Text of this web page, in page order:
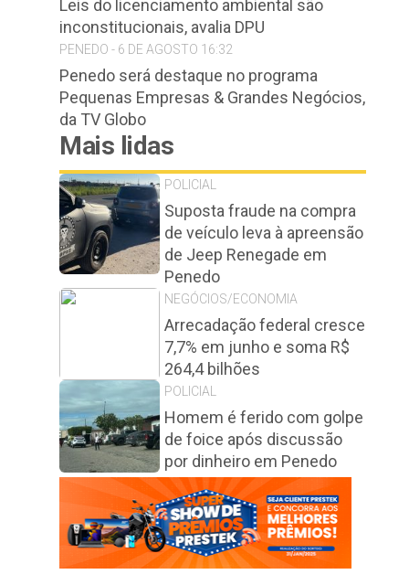
Leis do licenciamento ambiental são
inconstitucionais, avalia DPU
PENEDO - 6 DE AGOSTO 16:32
Penedo será destaque no programa
Pequenas Empresas & Grandes Negócios,
da TV Globo
Mais lidas
POLICIAL
Suposta fraude na compra
de veículo leva à apreensão
de Jeep Renegade em
Penedo
NEGÓCIOS/ECONOMIA
Arrecadação federal cresce
7,7% em junho e soma R$
264,4 bilhões
POLICIAL
Homem é ferido com golpe
de foice após discussão
por dinheiro em Penedo